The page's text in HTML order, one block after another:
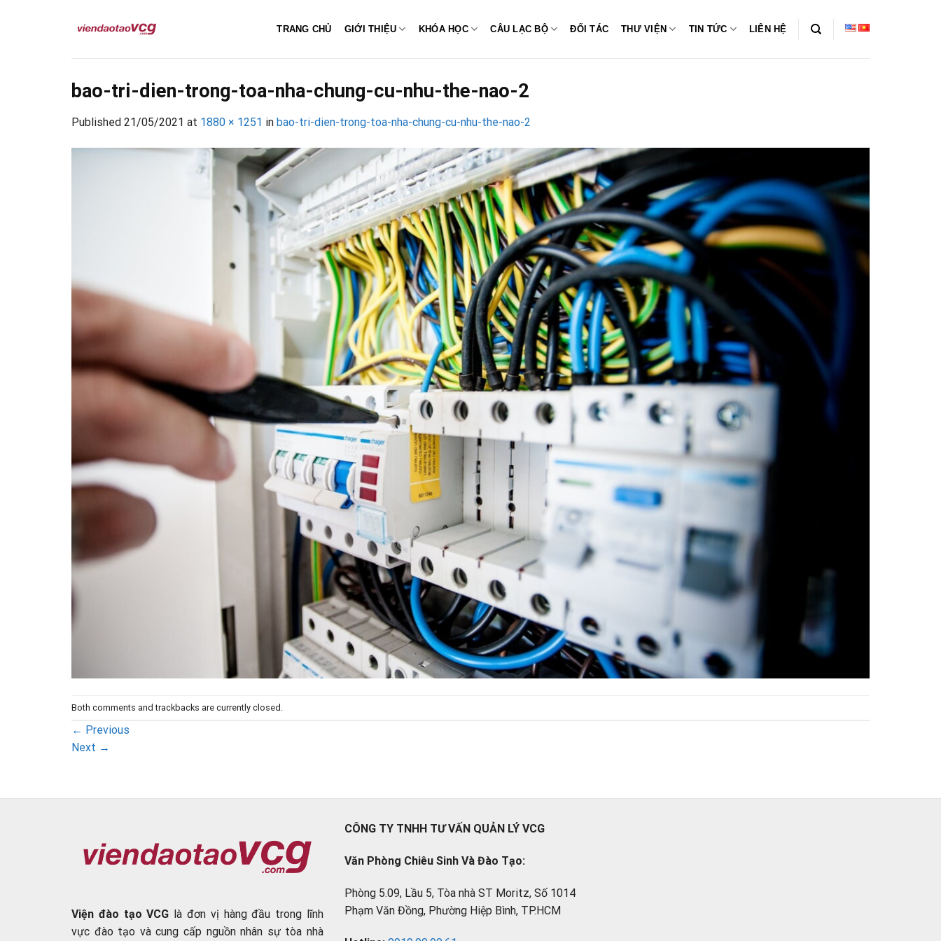
TRANG CHỦ GIỚI THIỆU KHÓA HỌC CÂU LẠC BỘ ĐỐI TÁC THƯ VIỆN TIN TỨC LIÊN HỆ
bao-tri-dien-trong-toa-nha-chung-cu-nhu-the-nao-2
Published 21/05/2021 at 1880 × 1251 in bao-tri-dien-trong-toa-nha-chung-cu-nhu-the-nao-2
Both comments and trackbacks are currently closed.
← Previous
Next →
Viện đào tạo VCG là đơn vị hàng đầu trong lĩnh
vực đào tạo và cung cấp nguồn nhân sự tòa nhà
CÔNG TY TNHH TƯ VẤN QUẢN LÝ VCG
Văn Phòng Chiêu Sinh Và Đào Tạo:
Phòng 5.09, Lầu 5, Tòa nhà ST Moritz, Số 1014
Phạm Văn Đồng, Phường Hiệp Bình, TP.HCM